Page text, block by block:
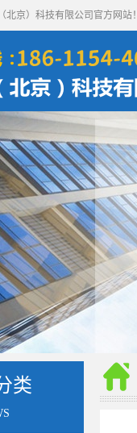
京）科技有限公司官方网站！
类